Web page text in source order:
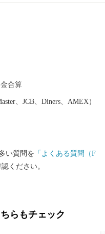
ルフ場数25か所は、西日本
「山田錦の館」「吉川温泉
。
合算
、JCB、Diners、AMEX）
い質問を 「よくある質問（F
ください。
らもチェック